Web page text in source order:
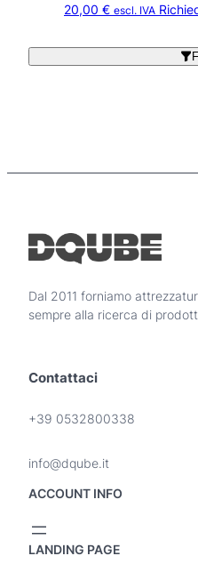
20,00 € escl. IVA
Dal 2011 forniamo
sempre alla ricerca di
Contattaci
+39 0532800338
info@dqube.it
ACCOUNT INFO
LANDING PAGE